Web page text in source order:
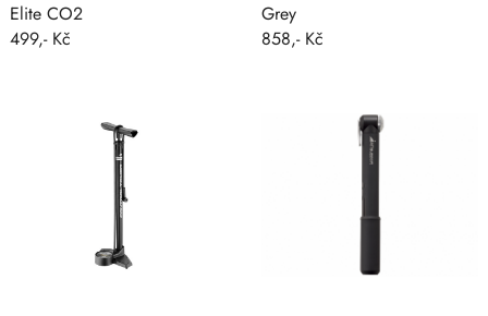
Elite CO2
499,- Kč
Grey
858,- Kč